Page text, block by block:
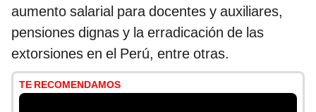
aumento salarial para docentes y auxiliares,
pensiones dignas y la erradicación de las
extorsiones en el Perú, entre otras.
TE RECOMENDAMOS